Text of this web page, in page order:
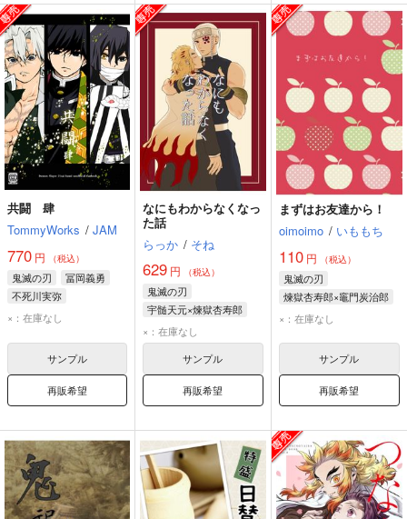
共闘 肆
TommyWorks / JAM
770 円 （税込）
鬼滅の刃
冨岡義勇
不死川実弥
伊黒小芭内
×：在庫なし
サンプル
再販希望
なにもわからなくなっ
た話
らっか / そね
629 円 （税込）
鬼滅の刃
宇髄天元×煉獄杏寿郎
宇髄天元
×：在庫なし
サンプル
再販希望
まずはお友達から！
oimoimo / いももち
110円 （税込）
鬼滅の刃
煉獄杏寿郎×竈門炭治郎
煉獄杏寿郎
×：在庫なし
サンプル
再販希望